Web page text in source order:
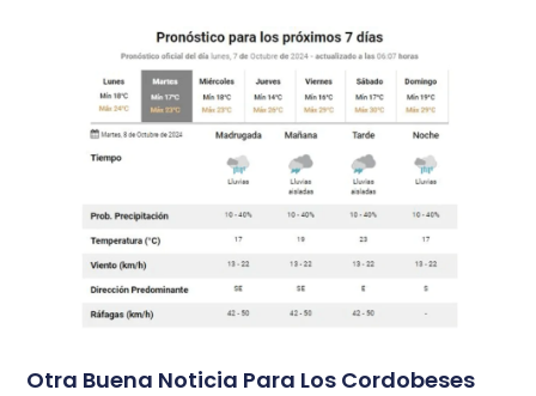
Otra Buena Noticia Para Los Cordobeses